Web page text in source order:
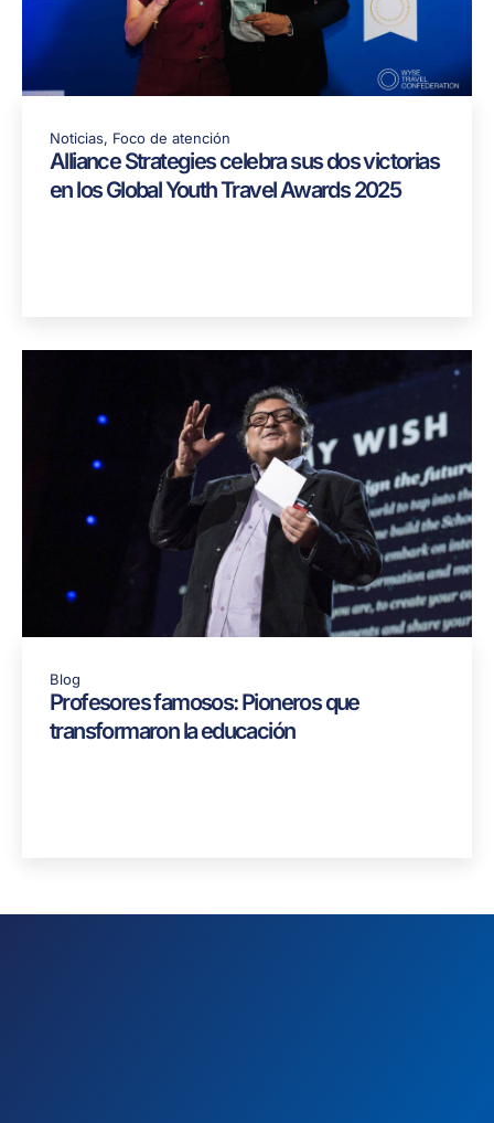
Noticias, Foco de atención
Alliance Strategies celebra sus dos victorias
en los Global Youth Travel Awards 2025
Blog
Profesores famosos: Pioneros que
transformaron la educación